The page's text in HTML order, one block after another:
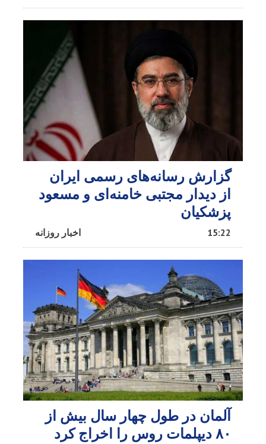
گزارش رسانه‌های رسمی ایران
از دیدار مجتبی خامنه‌ای و مسعود
پزشکیان
اخبار روزانه 15:22
آلمان در طول چهار سال بیش از
۸۰ دیپلمات روس را اخراج کرد